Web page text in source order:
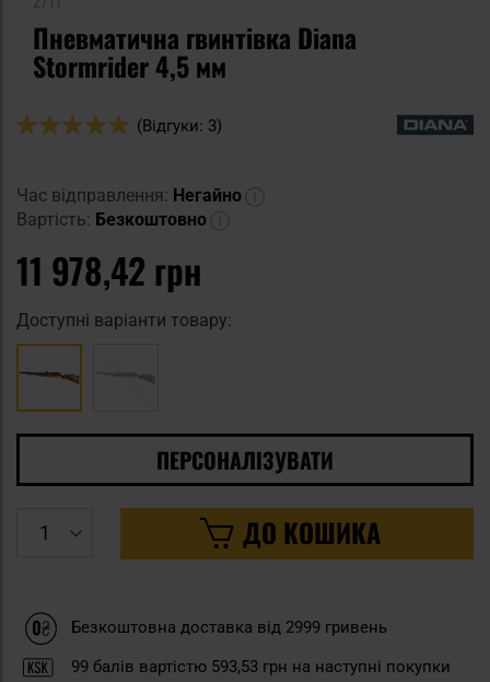
Пневматична гвинтівка Diana
Stormrider 4,5 мм
Оцінка:
(Відгуки: 3)
Час відправлення: Негайно
Вартість: Безкоштовно
11 978,42 грн
Доступні варіанти товару:
ПЕРСОНАЛІЗУВАТИ
ДО КОШИКА
Безкоштовна доставка від 2999 гривень
99 балів вартістю 593,53 грн на наступні покупки